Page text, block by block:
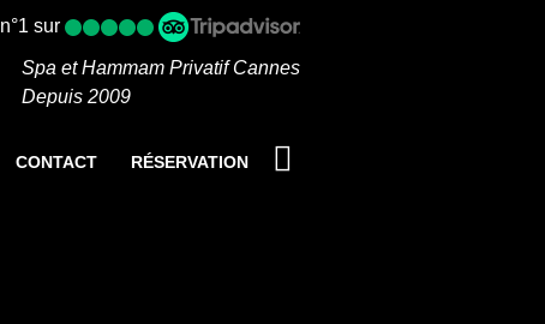
n°1 sur
Spa et Hammam Privatif Cannes
Depuis 2009
CONTACT RÉSERVATION